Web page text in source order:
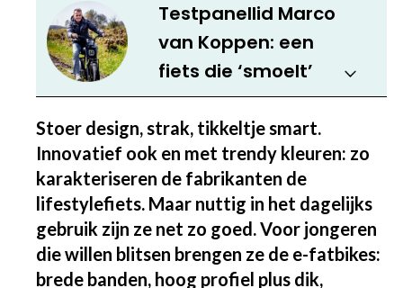
Testpanellid Marco
van Koppen: een
fiets die ‘smoelt’
Stoer design, strak, tikkeltje smart.
Innovatief ook en met trendy kleuren: zo
karakteriseren de fabrikanten de
lifestylefiets. Maar nuttig in het dagelijks
gebruik zijn ze net zo goed. Voor jongeren
die willen blitsen brengen ze de e-fatbikes:
brede banden, hoog profiel plus dik,